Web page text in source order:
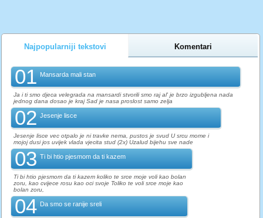
Najpopularniji tekstovi Komentari
01 Mansarda mali stan
Ja i ti smo djeca velegrada na mansardi stvorili smo raj al' je brzo izgubljena nada
jednog dana dosao je kraj Sad je nasa proslost samo zelja
02 Jesenje lisce
Jesenje lisce vec otpalo je ni travke nema, pustos je svud U srcu mome i
mojoj dusi jos uvijek vlada vjecita stud (2x) Uzalud bijehu sve nade
03 Ti bi htio pjesmom da ti kazem
Ti bi htio pjesmom da ti kazem koliko te srce moje voli kao bolan
zoru, kao cvijece rosu kao oci svoje Toliko te voli srce moje kao
bolan zoru,
04 Da smo se ranije sreli